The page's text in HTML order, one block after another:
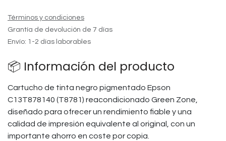
Términos y condiciones
Grantía de devolución de 7 días
Envío: 1-2 días laborables
📦 Información del producto
Cartucho de tinta negro pigmentado Epson
C13T878140 (T8781) reacondicionado Green Zone,
diseñado para ofrecer un rendimiento fiable y una
calidad de impresión equivalente al original, con un
importante ahorro en coste por copia.